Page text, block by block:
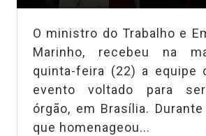
O ministro do Trabalho e
Marinho, recebeu na
quinta-feira (22) a equipe
evento voltado para
órgão, em Brasília.
que homenageou...